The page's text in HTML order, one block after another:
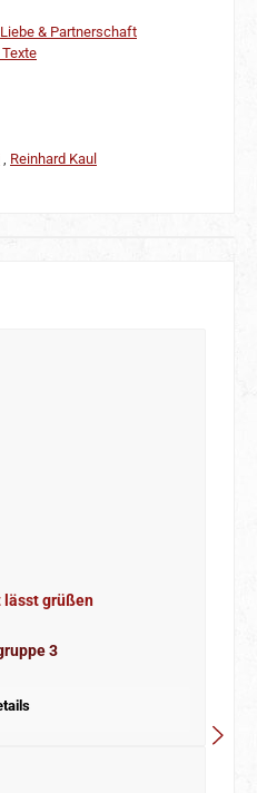
Liebe & Partnerschaft
, Reinhard Kaul
lässt grüßen
3